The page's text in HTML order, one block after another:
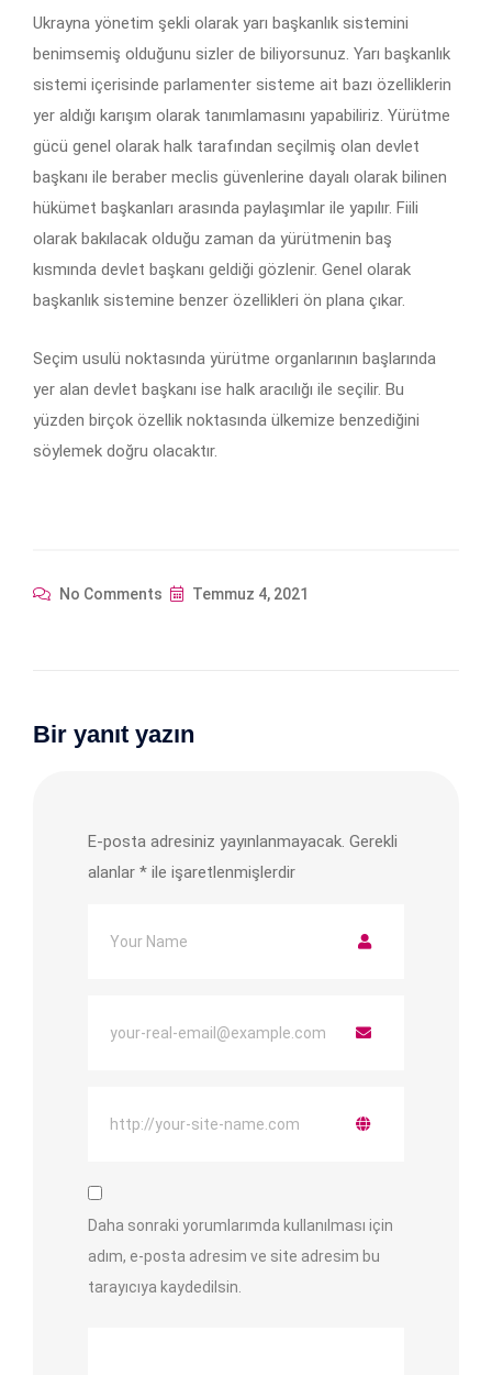
Ukrayna yönetim şekli olarak yarı başkanlık sistemini
benimsemiş olduğunu sizler de biliyorsunuz. Yarı başkanlık
sistemi içerisinde parlamenter sisteme ait bazı özelliklerin
yer aldığı karışım olarak tanımlamasını yapabiliriz. Yürütme
gücü genel olarak halk tarafından seçilmiş olan devlet
başkanı ile beraber meclis güvenlerine dayalı olarak bilinen
hükümet başkanları arasında paylaşımlar ile yapılır. Fiili
olarak bakılacak olduğu zaman da yürütmenin baş
kısmında devlet başkanı geldiği gözlenir. Genel olarak
başkanlık sistemine benzer özellikleri ön plana çıkar.
Seçim usulü noktasında yürütme organlarının başlarında
yer alan devlet başkanı ise halk aracılığı ile seçilir. Bu
yüzden birçok özellik noktasında ülkemize benzediğini
söylemek doğru olacaktır.
No Comments Temmuz 4, 2021
Bir yanıt yazın
E-posta adresiniz yayınlanmayacak. Gerekli
alanlar * ile işaretlenmişlerdir
Daha sonraki yorumlarımda kullanılması için
adım, e-posta adresim ve site adresim bu
tarayıcıya kaydedilsin.